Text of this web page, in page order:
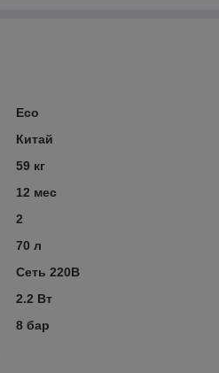
Eco
Китай
59 кг
12 мес
2
70 л
Сеть 220В
2.2 Вт
8 бар